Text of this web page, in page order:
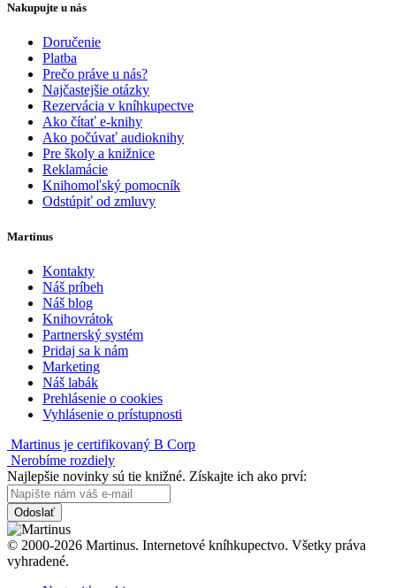
Nakupujte u nás
Doručenie
Platba
Prečo práve u nás?
Najčastejšie otázky
Rezervácia v kníhkupectve
Ako čítať e-knihy
Ako počúvať audioknihy
Pre školy a knižnice
Reklamácie
Knihomoľský pomocník
Odstúpiť od zmluvy
Martinus
Kontakty
Náš príbeh
Náš blog
Knihovrátok
Partnerský systém
Pridaj sa k nám
Marketing
Náš labák
Prehlásenie o cookies
Vyhlásenie o prístupnosti
Martinus je certifikovaný B Corp
Nerobíme rozdiely
Najlepšie novinky sú tie knižné. Získajte ich ako prví:
Odoslať
© 2000-2026 Martinus. Internetové kníhkupectvo. Všetky práva
vyhradené.